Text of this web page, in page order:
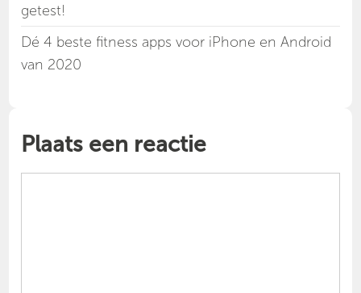
getest!
Dé 4 beste fitness apps voor iPhone en Android
van 2020
Plaats een reactie